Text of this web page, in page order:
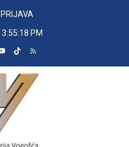
PRIJAVA
3:55:19 PM